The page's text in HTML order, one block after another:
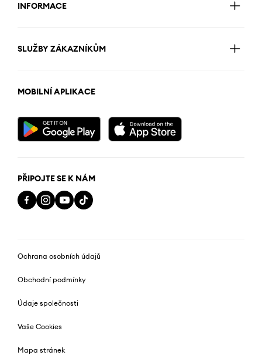
INFORMACE
SLUŽBY ZÁKAZNÍKŮM
MOBILNÍ APLIKACE
PŘIPOJTE SE K NÁM
Ochrana osobních údajů
Obchodní podmínky
Údaje společnosti
Vaše Cookies
Mapa stránek